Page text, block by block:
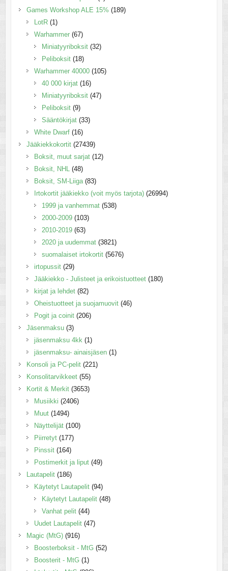
Games Workshop ALE 15% (189)
LotR (1)
Warhammer (67)
Miniatyyriboksit (32)
Peliboksit (18)
Warhammer 40000 (105)
40 000 kirjat (16)
Miniatyyriboksit (47)
Peliboksit (9)
Sääntökirjat (33)
White Dwarf (16)
Jääkiekkokortit (27439)
Boksit, muut sarjat (12)
Boksit, NHL (48)
Boksit, SM-Liiga (83)
Irtokortit jääkiekko (voit myös tarjota) (26994)
1999 ja vanhemmat (538)
2000-2009 (103)
2010-2019 (63)
2020 ja uudemmat (3821)
suomalaiset irtokortit (5676)
irtopussit (29)
Jääkiekko - Julisteet ja erikoistuotteet (180)
kirjat ja lehdet (82)
Oheistuotteet ja suojamuovit (46)
Pogit ja coinit (206)
Jäsenmaksu (3)
jäsenmaksu 4kk (1)
jäsenmaksu- ainaisjäsen (1)
Konsoli ja PC-pelit (221)
Konsolitarvikkeet (55)
Kortit & Merkit (3653)
Musiikki (2406)
Muut (1494)
Näyttelijät (100)
Piirretyt (177)
Pinssit (164)
Postimerkit ja liput (49)
Lautapelit (186)
Käytetyt Lautapelit (94)
Käytetyt Lautapelit (48)
Vanhat pelit (44)
Uudet Lautapelit (47)
Magic (MtG) (916)
Boosterboksit - MtG (52)
Boosterit - MtG (1)